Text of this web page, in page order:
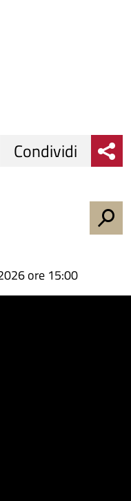
Condividi
Twitter
su
Condividi
Condividi
ore 15:00